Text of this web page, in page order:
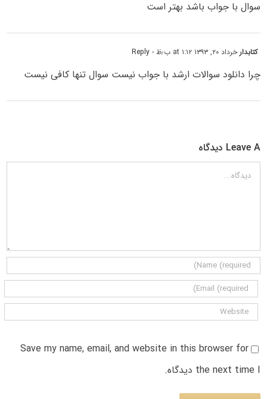
سوال با جواب باشد بهتر است
کتابدارخرداد ۲۰, ۱۳۹۳ at ۱:۱۲ ب٫ظ - Reply
چرا دانلود سوالات ارشد با جواب نیست سوال تنها کافی نیست
Leave A دیدگاه
دیدگاه
Save my name, email, and website in this browser for
the next time I دیدگاه.